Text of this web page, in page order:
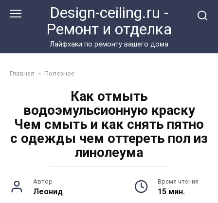
Design-ceiling.ru -
Ремонт и отделка
Лайфхаки по ремонту вашего дома
Главная » Полезное
Как отмыть
водоэмульсионную краску
Чем смыть и как снять пятно
с одежды чем оттереть пол из
линолеума
Автор
Леонид
Время чтения
15 мин.